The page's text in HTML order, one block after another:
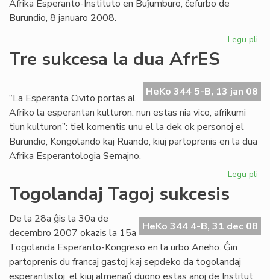
Afrika Esperanto-Instituto en Buĵumburo, ĉefurbo de
Burundio, 8 januaro 2008.
Legu pli
Tre sukcesa la dua AfrES
HeKo 344 5-B, 13 jan 08
“La Esperanta Civito portas al
Afriko la esperantan kulturon: nun estas nia vico, afrikumi
tiun kulturon”: tiel komentis unu el la dek ok personoj el
Burundio, Kongolando kaj Ruando, kiuj partoprenis en la dua
Afrika Esperantologia Semajno.
Legu pli
Togolandaj Tagoj sukcesis
HeKo 344 4-B, 31 dec 08
De la 28a ĝis la 30a de
decembro 2007 okazis la 15a
Togolanda Esperanto-Kongreso en la urbo Aneho. Ĝin
partoprenis du francaj gastoj kaj sepdeko da togolandaj
esperantistoj, el kiuj almenaŭ duono estas anoj de Institut